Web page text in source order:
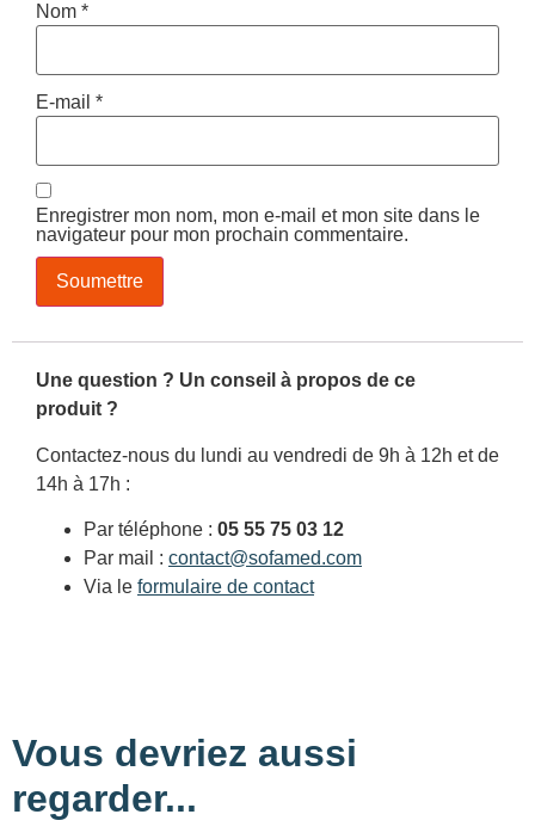
Nom *
E-mail *
Enregistrer mon nom, mon e-mail et mon site dans le
navigateur pour mon prochain commentaire.
Une question ? Un conseil à propos de ce
produit ?
Contactez-nous du lundi au vendredi de 9h à 12h et de
14h à 17h :
Par téléphone : 05 55 75 03 12
Par mail : contact@sofamed.com
Via le formulaire de contact
Vous devriez aussi
regarder...